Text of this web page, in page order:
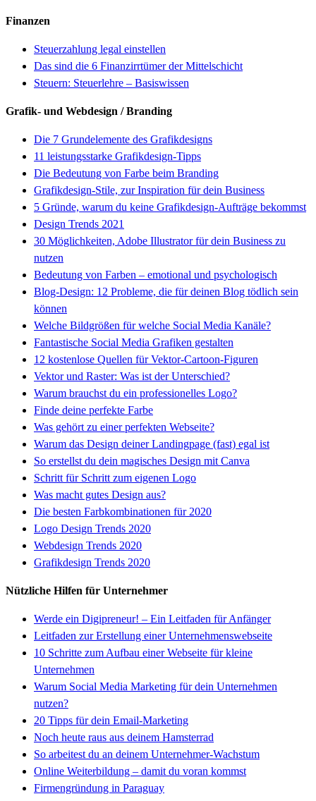
Finanzen
Steuerzahlung legal einstellen
Das sind die 6 Finanzirrtümer der Mittelschicht
Steuern: Steuerlehre – Basiswissen
Grafik- und Webdesign / Branding
Die 7 Grundelemente des Grafikdesigns
11 leistungsstarke Grafikdesign-Tipps
Die Bedeutung von Farbe beim Branding
Grafikdesign-Stile, zur Inspiration für dein Business
5 Gründe, warum du keine Grafikdesign-Aufträge bekommst
Design Trends 2021
30 Möglichkeiten, Adobe Illustrator für dein Business zu
nutzen
Bedeutung von Farben – emotional und psychologisch
Blog-Design: 12 Probleme, die für deinen Blog tödlich sein
können
Welche Bildgrößen für welche Social Media Kanäle?
Fantastische Social Media Grafiken gestalten
12 kostenlose Quellen für Vektor-Cartoon-Figuren
Vektor und Raster: Was ist der Unterschied?
Warum brauchst du ein professionelles Logo?
Finde deine perfekte Farbe
Was gehört zu einer perfekten Webseite?
Warum das Design deiner Landingpage (fast) egal ist
So erstellst du dein magisches Design mit Canva
Schritt für Schritt zum eigenen Logo
Was macht gutes Design aus?
Die besten Farbkombinationen für 2020
Logo Design Trends 2020
Webdesign Trends 2020
Grafikdesign Trends 2020
Nützliche Hilfen für Unternehmer
Werde ein Digipreneur! – Ein Leitfaden für Anfänger
Leitfaden zur Erstellung einer Unternehmenswebseite
10 Schritte zum Aufbau einer Webseite für kleine
Unternehmen
Warum Social Media Marketing für dein Unternehmen
nutzen?
20 Tipps für dein Email-Marketing
Noch heute raus aus deinem Hamsterrad
So arbeitest du an deinem Unternehmer-Wachstum
Online Weiterbildung – damit du voran kommst
Firmengründung in Paraguay